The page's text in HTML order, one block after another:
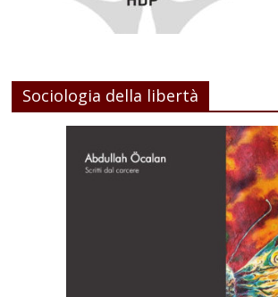
Sociologia della libertà